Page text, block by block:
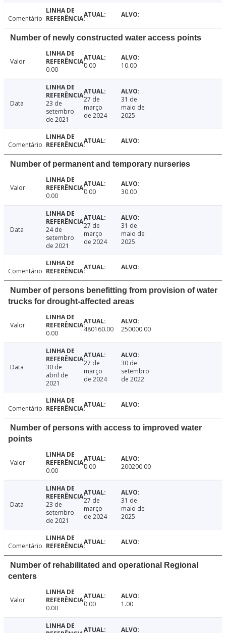
Comentário
Number of newly constructed water access points
Valor
0.00
0.00 10.00
Data
23 de
setembro
de 2021
27 de
março
de 2024
31 de
maio de
2025
Comentário
Number of permanent and temporary nurseries
Valor
0.00
0.00 30.00
Data
24 de
setembro
de 2021
27 de
março
de 2024
31 de
maio de
2025
Comentário
Number of persons benefitting from provision of water
trucks for drought-affected areas
Valor
0.00
480160.00 250000.00
Data
30 de
abril de
2021
27 de
março
de 2024
30 de
setembro
de 2022
Comentário
Number of persons with access to improved water
points
Valor
0.00
0.00 200200.00
Data
23 de
setembro
de 2021
27 de
março
de 2024
31 de
maio de
2025
Comentário
Number of rehabilitated and operational Regional
centers
Valor
0.00
0.00 1.00